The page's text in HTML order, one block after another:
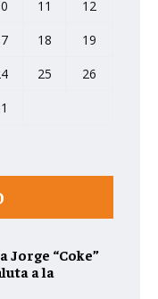
11
12
18
19
25
26
“Coke”
a la